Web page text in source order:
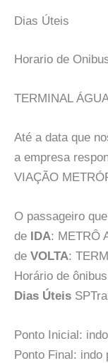
Dias Úteis
Horario de
TERMINAL
Até a data que
a empresa
VIAÇÃO
O passageiro
de
IDA: METRÔ
de VOLTA:
Horário de
Dias Úteis
Ponto Inicial:
Ponto Final: indo